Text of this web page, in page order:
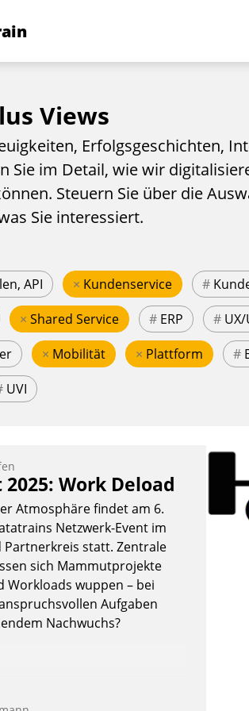
Views
Erfolgsgeschichten,
Sie im Detail, wie wir
Steuern Sie über die
Sie interessiert.
API × Kundenservice #
× Shared Service # ERP # UX/
× Mobilität × Plattform #
UVI
Work Deload
Atmosphäre findet am 6.
Netzwerk-Event im
Partnerkreis statt. Zentrale
sich Mammutprojekte
Workloads wuppen – bei
Aufgaben
Nachwuchs?